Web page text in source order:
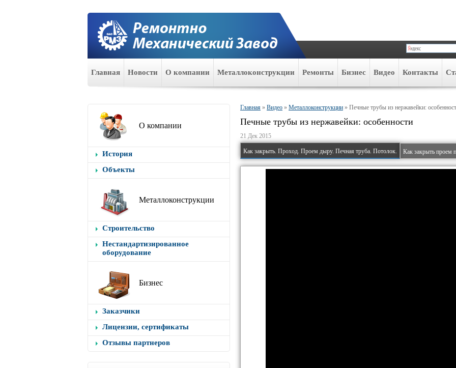
Главная Новости О компании Металлоконструкции Ремонты Бизнес Видео Контакты
О компании
История
Объекты
Металлоконструкции
Строительство
Нестандартизированное
оборудование
Бизнес
Заказчики
Лицензии, сертификаты
Отзывы партнеров
Главная » Видео » Металлоконструкции » Печные трубы из нержавейки:
Печные трубы из нержавейки: особенности
21 Дек 2015
Как закрыть. Проход. Проем дыру. Печная труба. Потолок.